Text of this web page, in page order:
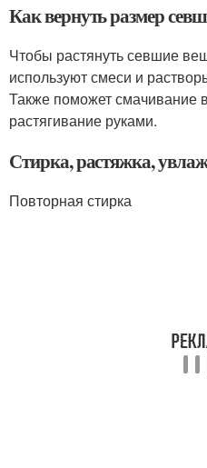
Как вернуть размер
Чтобы растянуть севшие
используют смеси и
Также поможет смачивание
растягивание руками.
Стирка, растяжка,
Повторная стирка